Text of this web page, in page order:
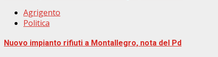
Agrigento
Politica
Nuovo impianto rifiuti a Montallegro, nota del Pd